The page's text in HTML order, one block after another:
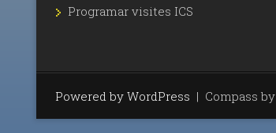
Programar visites ICS
Powered by WordPress | Compass by